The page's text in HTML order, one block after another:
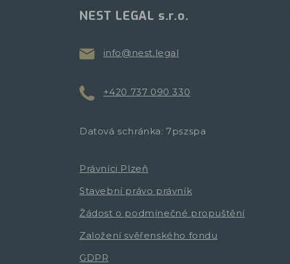
NEST LEGAL s.r.o.
info@nest.legal
+420 737 090 330
Datová schránka: 7pszspa
Právníci Plzeň
Stavební právo právník
Žádost o podmínečné propuštění
Založení svěřenského fondu
GDPR